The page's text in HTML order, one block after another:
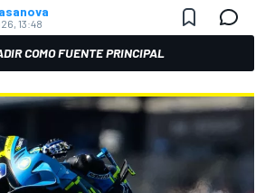
13:48
COMO FUENTE PRINCIPAL